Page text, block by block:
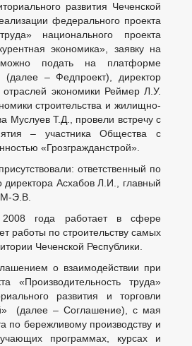
развития Чеченской
федерального проекта
национального проекта
экономика», заявку на
подать на платформе
(далее – Федпроект), директор
отраслей экономики Реймер Л.У.
строительства и жилищно-
Муслуев Т.Д., провели встречу с
– участника Общества с
«Грозгражданстрой».
ответственный по
директора Асхабов Л.И., главный
Э.В.
года работает в сфере
работы по строительству самых
Чеченской Республики.
о взаимодействии при
«Производительность труда»
развития и торговли
(далее – Соглашение), с мая
по бережливому производству и
программах, курсах и